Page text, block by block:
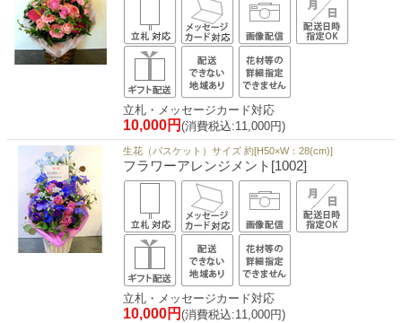
立札・メッセージカード対応
10,000円 (消費税込:11,000円)
生花（バスケット）サイズ 約[H50×W：28(cm)]
フラワーアレンジメント[1002]
立札・メッセージカード対応
10,000円 (消費税込:11,000円)